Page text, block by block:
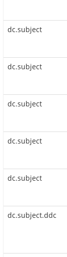
dc.subject
dc.subject
dc.subject
dc.subject
dc.subject
dc.subject.ddc